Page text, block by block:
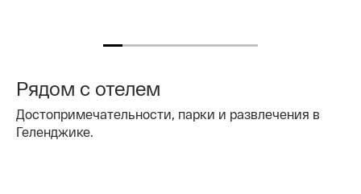
Рядом с отелем
Достопримечательности, парки и развлечения в
Геленджике.